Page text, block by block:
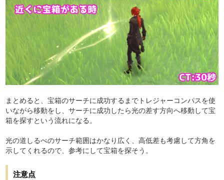
まとめると、宝箱のサーチに成功するまでトレジャーコンパスを使
いながら移動をし、サーチに成功したら光の差す方向へ移動して宝
箱を探すという流れになる。
光の道しるべのサーチ範囲はかなり広く、高低差も考慮して方角を
示してくれるので、参考にして宝箱を探そう。
注意点